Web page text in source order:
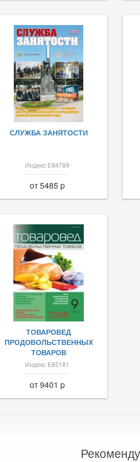
СЛУЖБА ЗАНЯТОСТИ
Индекс Е84789
от 5485 p
ТОВАРОВЕД
ПРОДОВОЛЬСТВЕННЫХ
ТОВАРОВ
Индекс Е85181
от 9401 p